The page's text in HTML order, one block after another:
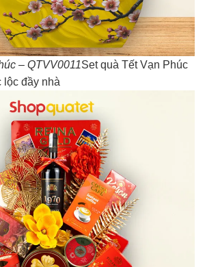
– QTVV0011Set quà Tết Vạn Phúc
lộc đầy nhà